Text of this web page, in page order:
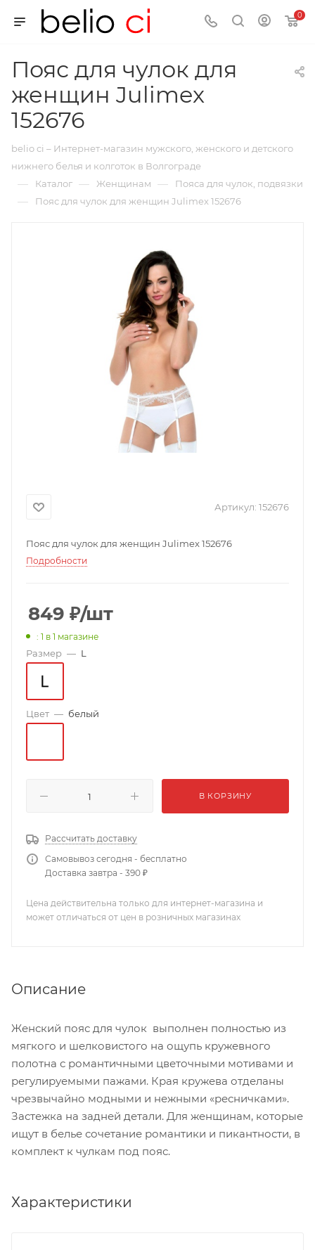
0
Пояс для чулок для
женщин Julimex
152676
belio ci – Интернет-магазин мужского, женского и детского
нижнего белья и колготок в Волгограде
— Каталог — Женщинам — Пояса для чулок, подвязки
— Пояс для чулок для женщин Julimex 152676
Артикул: 152676
Пояс для чулок для женщин Julimex 152676
Подробности
849 ₽/шт
: 1 в 1 магазине
Размер — L
Цвет — белый
В КОРЗИНУ
Рассчитать доставку
Самовывоз сегодня - бесплатно
Доставка завтра - 390 ₽
Цена действительна только для интернет-магазина и
может отличаться от цен в розничных магазинах
Описание
Женский пояс для чулок выполнен полностью из
мягкого и шелковистого на ощупь кружевного
полотна с романтичными цветочными мотивами и
регулируемыми пажами. Края кружева отделаны
чрезвычайно модными и нежными «ресничками».
Застежка на задней детали. Для женщинам, которые
ищут в белье сочетание романтики и пикантности, в
комплект к чулкам под пояс.
Характеристики